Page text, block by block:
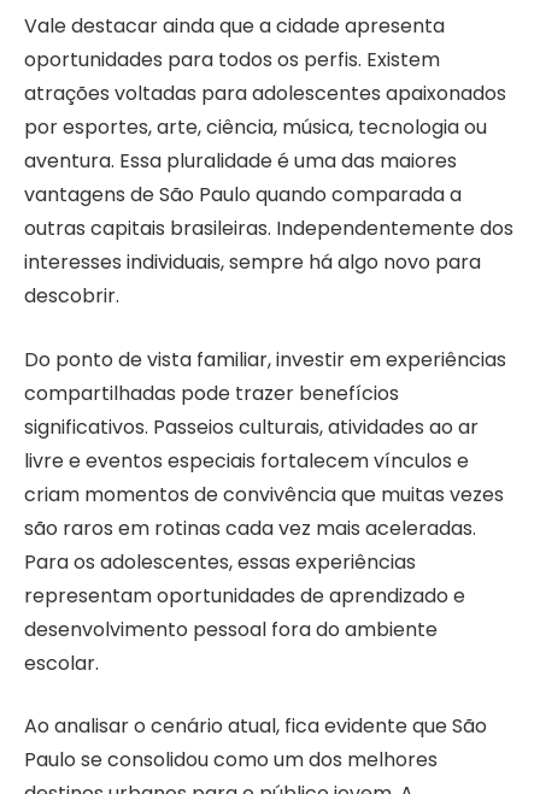
Vale destacar ainda que a cidade apresenta
oportunidades para todos os perfis. Existem
atrações voltadas para adolescentes apaixonados
por esportes, arte, ciência, música, tecnologia ou
aventura. Essa pluralidade é uma das maiores
vantagens de São Paulo quando comparada a
outras capitais brasileiras. Independentemente dos
interesses individuais, sempre há algo novo para
descobrir.
Do ponto de vista familiar, investir em experiências
compartilhadas pode trazer benefícios
significativos. Passeios culturais, atividades ao ar
livre e eventos especiais fortalecem vínculos e
criam momentos de convivência que muitas vezes
são raros em rotinas cada vez mais aceleradas.
Para os adolescentes, essas experiências
representam oportunidades de aprendizado e
desenvolvimento pessoal fora do ambiente
escolar.
Ao analisar o cenário atual, fica evidente que São
Paulo se consolidou como um dos melhores